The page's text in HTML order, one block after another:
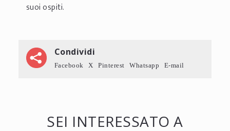
suoi ospiti.
Condividi
Facebook X Pinterest Whatsapp E-mail
SEI INTERESSATO A